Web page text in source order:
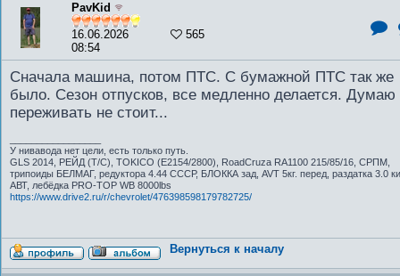
PavKid
16.06.2026
08:54
565
Сначала машина, потом ПТС. С бумажной ПТС так же
было. Сезон отпусков, все медленно делается. Думаю
переживать не стоит...
У нивавода нет цели, есть только путь.
GLS 2014, РЕЙД (Т/С), TOKICO (E2154/2800), RoadCruza RA1100 215/85/16, СРПМ,
трипоиды БЕЛМАГ, редуктора 4.44 СССР, БЛОККА зад, AVT 5кг. перед, раздатка 3.0
АВТ, лебёдка PRO-TOP WB 8000lbs
https://www.drive2.ru/r/chevrolet/476398598179782725/
Вернуться к началу